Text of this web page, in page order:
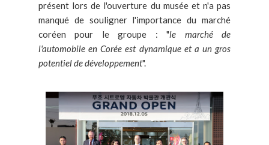
présent lors de l'ouverture du musée et n'a pas
manqué de souligner l'importance du marché
coréen pour le groupe : "le marché de
l'automobile en Corée est dynamique et a un gros
potentiel de développement".